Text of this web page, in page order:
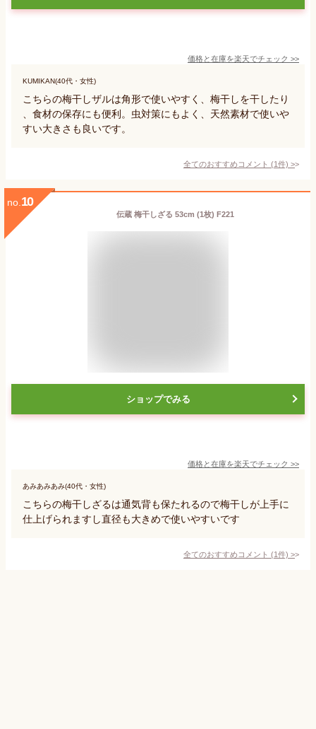
価格と在庫を楽天でチェック >>
KUMIKAN(40代・女性)
こちらの梅干しザルは角形で使いやすく、梅干しを干したり
、食材の保存にも便利。虫対策にもよく、天然素材で使いや
すい大きさも良いです。
全てのおすすめコメント (1件) >
no. 10
伝蔵 梅干しざる 53cm (1枚) F221
ショップでみる
価格と在庫を楽天でチェック >>
あみあみあみ(40代・女性)
こちらの梅干しざるは通気背も保たれるので梅干しが上手に
仕上げられますし直径も大きめで使いやすいです
全てのおすすめコメント (1件) >